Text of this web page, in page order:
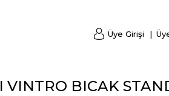
Üye Girişi
VINTRO BICAK